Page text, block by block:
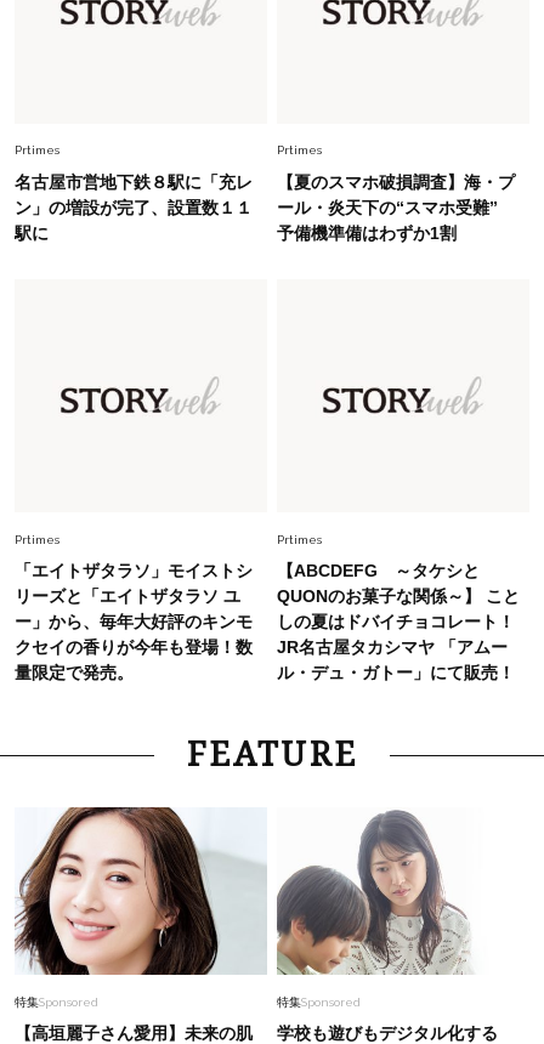
今、40代の「メガネ＆サングラス」のトレンド
オシャレ40代の【ワンピ＆オールインワン】最
旬着こなし3選。地味見え回避のコツは「バッグ
選び」！
2026.7.9
スタイリストが本気で推す！40代がほどよく華
26年夏は「小ぶり」が大流行中！人と被らない
【最旬かごバッグ】6選
Prtimes
名古屋市営地下鉄８駅に「充レ
ン」の増設が完了、設置数１１
駅に
Prtimes
【夏のスマホ破損調査】海・プ
ール・炎天下の“スマホ受難”
予備機準備はわずか1割
Prtimes
「エイトザタラソ」モイストシ
リーズと「エイトザタラソ ユ
ー」から、毎年大好評のキンモ
クセイの香りが今年も登場！数
量限定で発売。
Prtimes
【ABCDEFG ～タケシと
QUONのお菓子な関係～】 こと
しの夏はドバイチョコレート！
JR名古屋タカシマヤ 「アムー
ル・デュ・ガトー」にて販売！
FEATURE
特集Sponsored
【高垣麗子さん愛用】未来の肌
特集Sponsored
学校も遊びもデジタル化する